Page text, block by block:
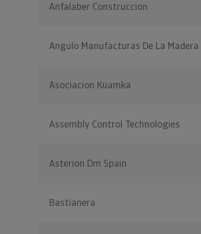
Anfalaber Construccion
Angulo Manufacturas De La Madera
Asociacion Kuamka
Assembly Control Technologies
Asterion Dm Spain
Bastianera